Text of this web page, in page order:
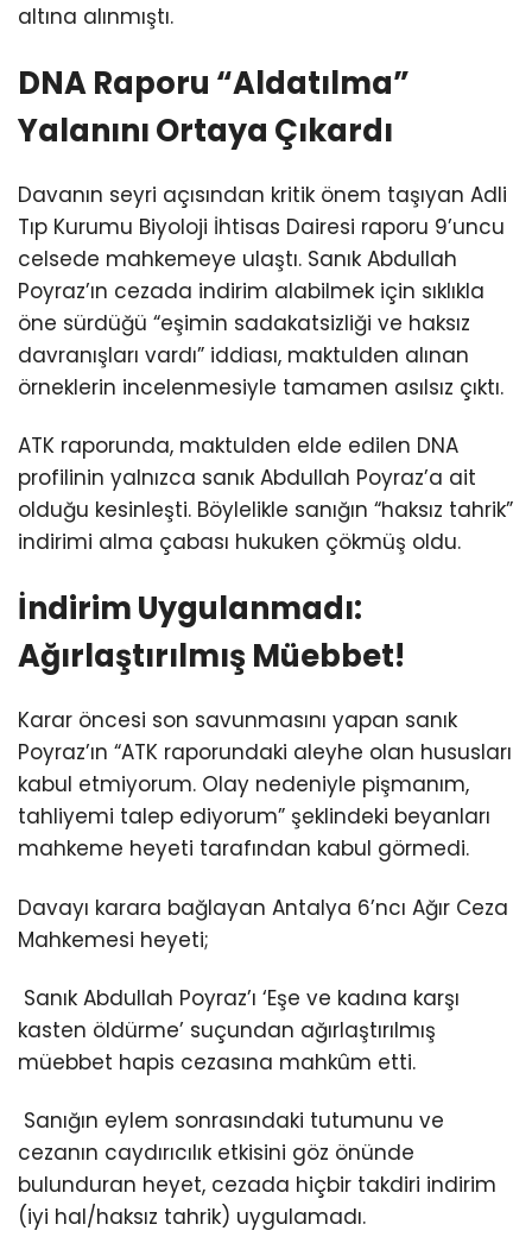
altına alınmıştı.
DNA Raporu “Aldatılma”
Yalanını Ortaya Çıkardı
Davanın seyri açısından kritik önem taşıyan Adli
Tıp Kurumu Biyoloji İhtisas Dairesi raporu 9’uncu
celsede mahkemeye ulaştı. Sanık Abdullah
Poyraz’ın cezada indirim alabilmek için sıklıkla
öne sürdüğü “eşimin sadakatsizliği ve haksız
davranışları vardı” iddiası, maktulden alınan
örneklerin incelenmesiyle tamamen asılsız çıktı.
ATK raporunda, maktulden elde edilen DNA
profilinin yalnızca sanık Abdullah Poyraz’a ait
olduğu kesinleşti. Böylelikle sanığın “haksız tahrik”
indirimi alma çabası hukuken çökmüş oldu.
İndirim Uygulanmadı:
Ağırlaştırılmış Müebbet!
Karar öncesi son savunmasını yapan sanık
Poyraz’ın “ATK raporundaki aleyhe olan hususları
kabul etmiyorum. Olay nedeniyle pişmanım,
tahliyemi talep ediyorum” şeklindeki beyanları
mahkeme heyeti tarafından kabul görmedi.
Davayı karara bağlayan Antalya 6’ncı Ağır Ceza
Mahkemesi heyeti;
Sanık Abdullah Poyraz’ı ‘Eşe ve kadına karşı
kasten öldürme’ suçundan ağırlaştırılmış
müebbet hapis cezasına mahkûm etti.
Sanığın eylem sonrasındaki tutumunu ve
cezanın caydırıcılık etkisini göz önünde
bulunduran heyet, cezada hiçbir takdiri indirim
(iyi hal/haksız tahrik) uygulamadı.